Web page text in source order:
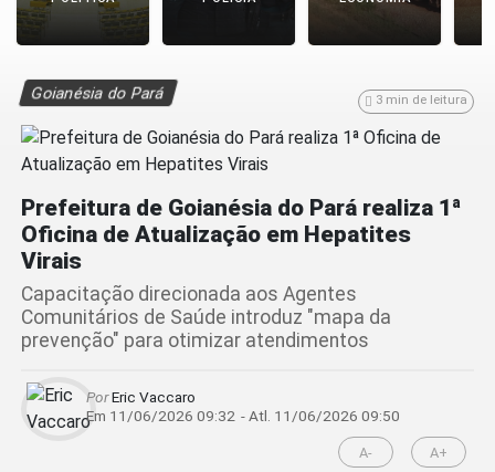
Goianésia do Pará 3 min de leitura
Prefeitura de Goianésia do Pará realiza 1ª
Oficina de Atualização em Hepatites
Virais
Capacitação direcionada aos Agentes
Comunitários de Saúde introduz "mapa da
prevenção" para otimizar atendimentos
PorEric Vaccaro
Em 11/06/2026 09:32 - Atl. 11/06/2026 09:50
A- A+